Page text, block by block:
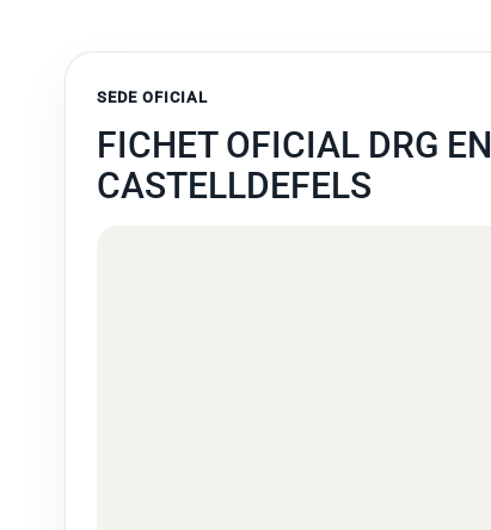
SEDE OFICIAL
FICHET OFICIAL DRG EN
CASTELLDEFELS